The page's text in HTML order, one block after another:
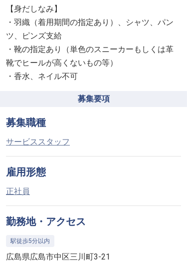
【身だしなみ】
・羽織（着用期間の指定あり）、シャツ、パン
ツ、ピンズ支給
・靴の指定あり（単色のスニーカーもしくは革
靴でヒールが高くないもの等）
・香水、ネイル不可
募集要項
募集職種
サービススタッフ
雇用形態
正社員
勤務地・アクセス
駅徒歩5分以内
広島県広島市中区三川町3-21